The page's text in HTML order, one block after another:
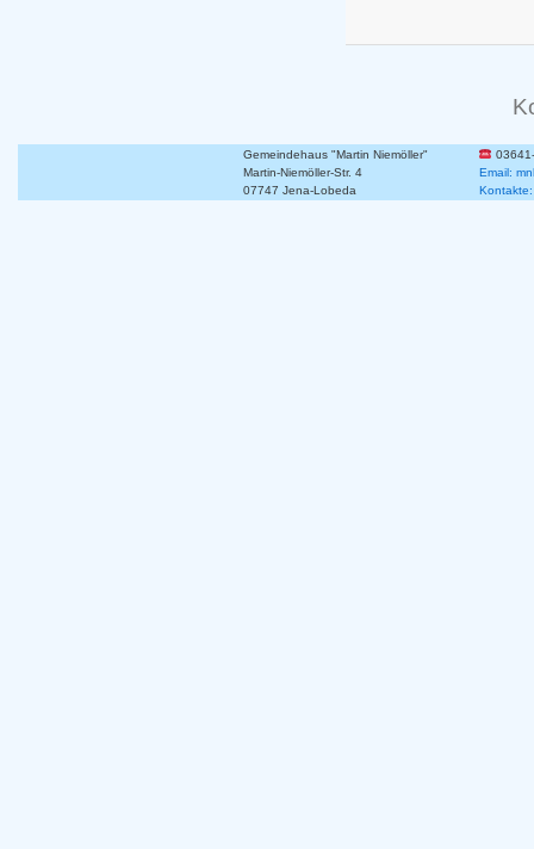
Gemeindehaus "Martin Niemöller"
Martin-Niemöller-Str. 4
Email:
07747 Jena-Lobeda